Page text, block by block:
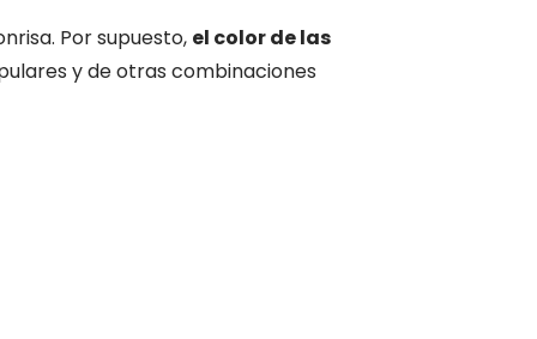
Por supuesto, el color de las
y de otras combinaciones